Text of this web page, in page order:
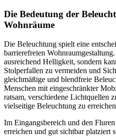
Die Bedeutung der
Wohnräume
Die Beleuchtung spielt eine
barrierefreien
ausreichend Helligkeit, sondern
Stolperfallen zu vermeiden und
gleichmäßige und blendfreie
Menschen mit eingeschränkter
ratsam, verschiedene Lichtquellen
vielseitige Beleuchtung zu
Im Eingangsbereich und den
erreichen und gut sichtbar platziert